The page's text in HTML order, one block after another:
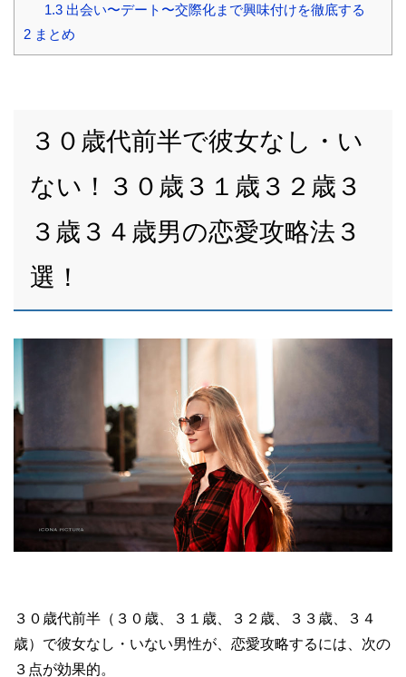
1.3出会い〜デート〜交際化まで興味付けを徹底する
2 まとめ
３０歳代前半で彼女なし・い
ない！３０歳３１歳３２歳３
３歳３４歳男の恋愛攻略法３
選！
３０歳代前半（３０歳、３１歳、３２歳、３３歳、３４
歳）で彼女なし・いない男性が、恋愛攻略するには、次の
３点が効果的。